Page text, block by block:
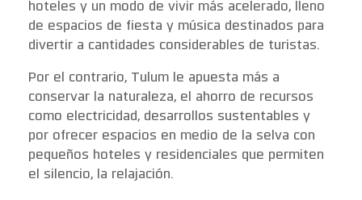
hoteles y un modo de vivir más acelerado, lleno
de espacios de fiesta y música destinados para
divertir a cantidades considerables de turistas.
Por el contrario, Tulum le apuesta más a
conservar la naturaleza, el ahorro de recursos
como electricidad, desarrollos sustentables y
por ofrecer espacios en medio de la selva con
pequeños hoteles y residenciales que permiten
el silencio, la relajación.